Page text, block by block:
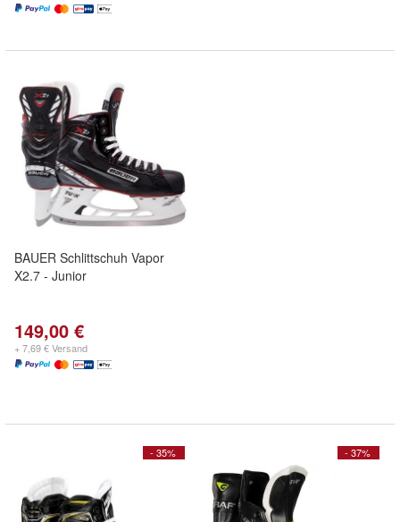
BAUER Schlittschuh Vapor
X2.7 - Junior
149,00 €
+ 7,69 € Versand
- 35% - 37%